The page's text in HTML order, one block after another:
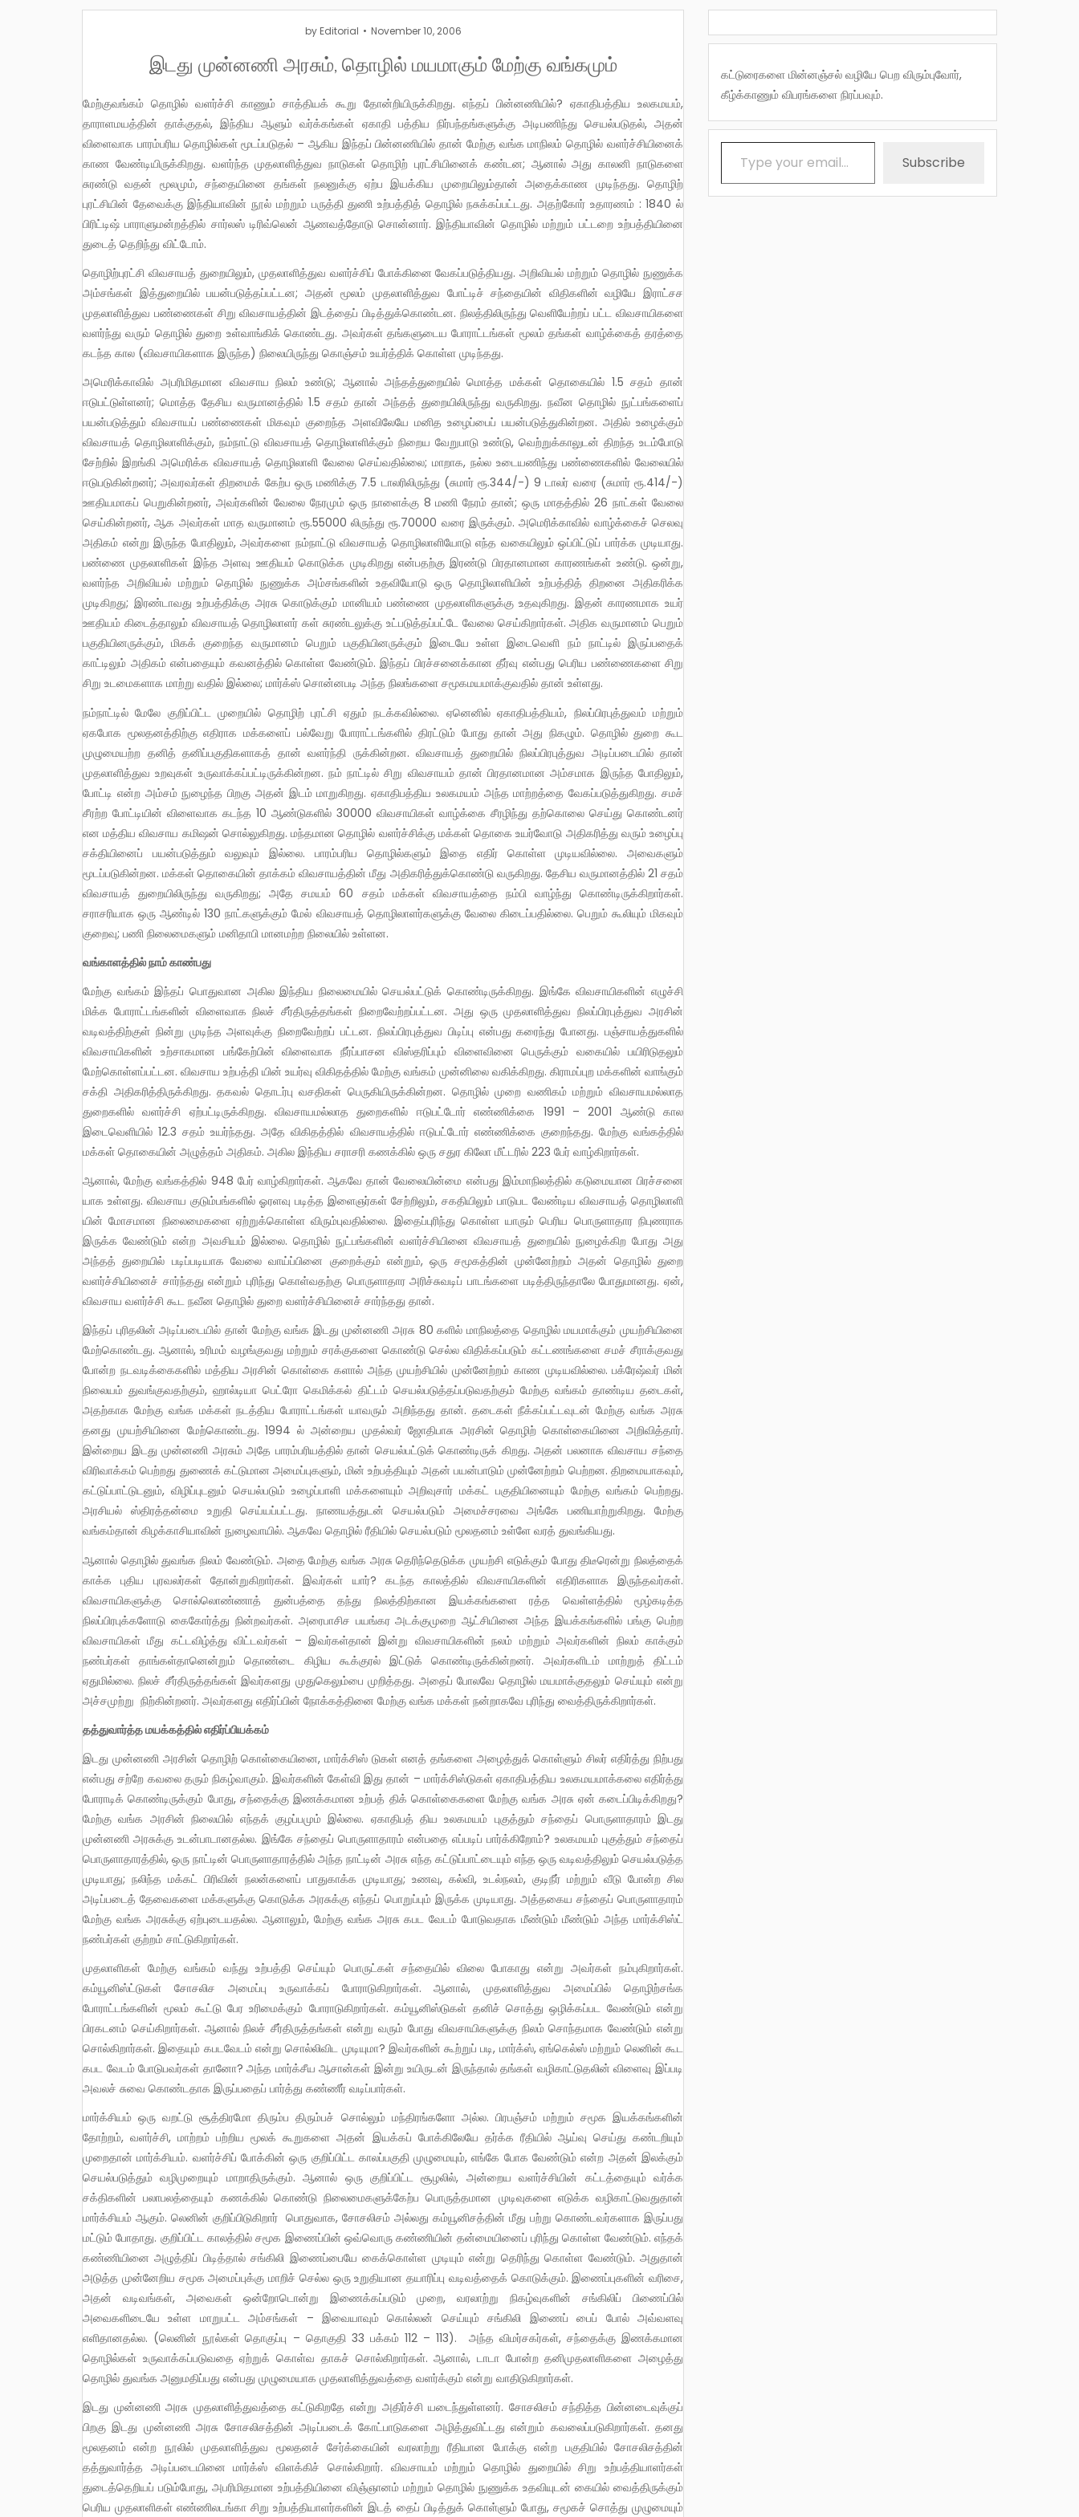
by Editorial November 10, 2006
இடது முன்னணி அரசும், தொழில் மயமாகும் மேற்கு வங்கமும்
மேற்குவங்கம் தொழில் வளர்ச்சி காணும் சாத்தியக் கூறு தோன்றியிருக்கிறது. எந்தப் பின்னணியில்? ஏகாதிபத்திய உலகமயம்,
தாராளமயத்தின் தாக்குதல், இந்திய ஆளும் வர்க்கங்கள் ஏகாதி பத்திய நிர்பந்தங்களுக்கு அடிபணிந்து செயல்படுதல், அதன்
விளைவாக பாரம்பரிய தொழில்கள் மூடப்படுதல் – ஆகிய இந்தப் பின்னணியில் தான் மேற்கு வங்க மாநிலம் தொழில் வளர்ச்சியினைக்
காண வேண்டியிருக்கிறது. வளர்ந்த முதலாளித்துவ நாடுகள் தொழிற் புரட்சியினைக் கண்டன; ஆனால் அது காலனி நாடுகளை
சுரண்டு வதன் மூலமும், சந்தையினை தங்கள் நலனுக்கு ஏற்ப இயக்கிய முறையிலும்தான் அதைக்காண முடிந்தது. தொழிற்
புரட்சியின் தேவைக்கு இந்தியாவின் நூல் மற்றும் பருத்தி துணி உற்பத்தித் தொழில் நசுக்கப்பட்டது. அதற்கோர் உதாரணம் : 1840 ல்
பிரிட்டிஷ் பாராளுமன்றத்தில் சார்லஸ் டிரிவ்லென் ஆணவத்தோடு சொன்னார். இந்தியாவின் தொழில் மற்றும் பட்டறை உற்பத்தியினை
துடைத் தெறிந்து விட்டோம்.
தொழிற்புரட்சி விவசாயத் துறையிலும், முதலாளித்துவ வளர்ச்சிப் போக்கினை வேகப்படுத்தியது. அறிவியல் மற்றும் தொழில் நுணுக்க
அம்சங்கள் இத்துறையில் பயன்படுத்தப்பட்டன; அதன் மூலம் முதலாளித்துவ போட்டிச் சந்தையின் விதிகளின் வழியே இராட்சச
முதலாளித்துவ பண்ணைகள் சிறு விவசாயத்தின் இடத்தைப் பிடித்துக்கொண்டன. நிலத்திலிருந்து வெளியேற்றப் பட்ட விவசாயிகளை
வளர்ந்து வரும் தொழில் துறை உள்வாங்கிக் கொண்டது. அவர்கள் தங்களுடைய போராட்டங்கள் மூலம் தங்கள் வாழ்க்கைத் தரத்தை
கடந்த கால (விவசாயிகளாக இருந்த) நிலையிருந்து கொஞ்சம் உயர்த்திக் கொள்ள முடிந்தது.
அமெரிக்காவில் அபரிமிதமான விவசாய நிலம் உண்டு; ஆனால் அந்தத்துறையில் மொத்த மக்கள் தொகையில் 1.5 சதம் தான்
ஈடுபட்டுள்ளனர்; மொத்த தேசிய வருமானத்தில் 1.5 சதம் தான் அந்தத் துறையிலிருந்து வருகிறது. நவீன தொழில் நுட்பங்களைப்
பயன்படுத்தும் விவசாயப் பண்ணைகள் மிகவும் குறைந்த அளவிலேயே மனித உழைப்பைப் பயன்படுத்துகின்றன. அதில் உழைக்கும்
விவசாயத் தொழிலாளிக்கும், நம்நாட்டு விவசாயத் தொழிலாளிக்கும் நிறைய வேறுபாடு உண்டு, வெற்றுக்காலுடன் திறந்த உடம்போடு
சேற்றில் இறங்கி அமெரிக்க விவசாயத் தொழிலாளி வேலை செய்வதில்லை; மாறாக, நல்ல உடையணிந்து பண்ணைகளில் வேலையில்
ஈடுபடுகின்றனர்; அவரவர்கள் திறமைக் கேற்ப ஒரு மணிக்கு 7.5 டாலரிலிருந்து (சுமார் ரூ.344/-) 9 டாலர் வரை (சுமார் ரூ.414/-)
ஊதியமாகப் பெறுகின்றனர், அவர்களின் வேலை நேரமும் ஒரு நாளைக்கு 8 மணி நேரம் தான்; ஒரு மாதத்தில் 26 நாட்கள் வேலை
செய்கின்றனர், ஆக அவர்கள் மாத வருமானம் ரூ.55000 லிருந்து ரூ.70000 வரை இருக்கும். அமெரிக்காவில் வாழ்க்கைச் செலவு
அதிகம் என்று இருந்த போதிலும், அவர்களை நம்நாட்டு விவசாயத் தொழிலாளியோடு எந்த வகையிலும் ஒப்பிட்டுப் பார்க்க முடியாது.
பண்ணை முதலாளிகள் இந்த அளவு ஊதியம் கொடுக்க முடிகிறது என்பதற்கு இரண்டு பிரதானமான காரணங்கள் உண்டு. ஒன்று,
வளர்ந்த அறிவியல் மற்றும் தொழில் நுணுக்க அம்சங்களின் உதவியோடு ஒரு தொழிலாளியின் உற்பத்தித் திறனை அதிகரிக்க
முடிகிறது; இரண்டாவது உற்பத்திக்கு அரசு கொடுக்கும் மானியம் பண்ணை முதலாளிகளுக்கு உதவுகிறது. இதன் காரணமாக உயர்
ஊதியம் கிடைத்தாலும் விவசாயத் தொழிலாளர் கள் சுரண்டலுக்கு உட்படுத்தப்பட்டே வேலை செய்கிறார்கள். அதிக வருமானம் பெறும்
பகுதியினருக்கும், மிகக் குறைந்த வருமானம் பெறும் பகுதியினருக்கும் இடையே உள்ள இடைவெளி நம் நாட்டில் இருப்பதைக்
காட்டிலும் அதிகம் என்பதையும் கவனத்தில் கொள்ள வேண்டும். இந்தப் பிரச்சனைக்கான தீர்வு என்பது பெரிய பண்ணைகளை சிறு
சிறு உடமைகளாக மாற்று வதில் இல்லை; மார்க்ஸ் சொன்னபடி அந்த நிலங்களை சமூகமயமாக்குவதில் தான் உள்ளது.
நம்நாட்டில் மேலே குறிப்பிட்ட முறையில் தொழிற் புரட்சி ஏதும் நடக்கவில்லை. ஏனெனில் ஏகாதிபத்தியம், நிலப்பிரபுத்துவம் மற்றும்
ஏகபோக மூலதனத்திற்கு எதிராக மக்களைப் பல்வேறு போராட்டங்களில் திரட்டும் போது தான் அது நிகழும். தொழில் துறை கூட
முழுமையற்ற தனித் தனிப்பகுதிகளாகத் தான் வளர்ந்தி ருக்கின்றன. விவசாயத் துறையில் நிலப்பிரபுத்துவ அடிப்படையில் தான்
முதலாளித்துவ உறவுகள் உருவாக்கப்பட்டிருக்கின்றன. நம் நாட்டில் சிறு விவசாயம் தான் பிரதானமான அம்சமாக இருந்த போதிலும்,
போட்டி என்ற அம்சம் நுழைந்த பிறகு அதன் இடம் மாறுகிறது. ஏகாதிபத்திய உலகமயம் அந்த மாற்றத்தை வேகப்படுத்துகிறது. சமச்
சீரற்ற போட்டியின் விளைவாக கடந்த 10 ஆண்டுகளில் 30000 விவசாயிகள் வாழ்க்கை சீரழிந்து தற்கொலை செய்து கொண்டனர்
என மத்திய விவசாய கமிஷன் சொல்லுகிறது. மந்தமான தொழில் வளர்ச்சிக்கு மக்கள் தொகை உயர்வோடு அதிகரித்து வரும் உழைப்பு
சக்தியினைப் பயன்படுத்தும் வலுவும் இல்லை. பாரம்பரிய தொழில்களும் இதை எதிர் கொள்ள முடியவில்லை. அவைகளும்
மூடப்படுகின்றன. மக்கள் தொகையின் தாக்கம் விவசாயத்தின் மீது அதிகரித்துக்கொண்டு வருகிறது. தேசிய வருமானத்தில் 21 சதம்
விவசாயத் துறையிலிருந்து வருகிறது; அதே சமயம் 60 சதம் மக்கள் விவசாயத்தை நம்பி வாழ்ந்து கொண்டிருக்கிறார்கள்.
சராசரியாக ஒரு ஆண்டில் 130 நாட்களுக்கும் மேல் விவசாயத் தொழிலாளர்களுக்கு வேலை கிடைப்பதில்லை. பெறும் கூலியும் மிகவும்
குறைவு; பணி நிலைமைகளும் மனிதாபி மானமற்ற நிலையில் உள்ளன.
வங்காளத்தில் நாம் காண்பது
மேற்கு வங்கம் இந்தப் பொதுவான அகில இந்திய நிலைமையில் செயல்பட்டுக் கொண்டிருக்கிறது. இங்கே விவசாயிகளின் எழுச்சி
மிக்க போராட்டங்களின் விளைவாக நிலச் சீர்திருத்தங்கள் நிறைவேற்றப்பட்டன. அது ஒரு முதலாளித்துவ நிலப்பிரபுத்துவ அரசின்
வடிவத்திற்குள் நின்று முடிந்த அளவுக்கு நிறைவேற்றப் பட்டன. நிலப்பிரபுத்துவ பிடிப்பு என்பது கரைந்து போனது. பஞ்சாயத்துகளில்
விவசாயிகளின் உற்சாகமான பங்கேற்பின் விளைவாக நீர்ப்பாசன விஸ்தரிப்பும் விளைவினை பெருக்கும் வகையில் பயிரிடுதலும்
மேற்கொள்ளப்பட்டன. விவசாய உற்பத்தி யின் உயர்வு விகிதத்தில் மேற்கு வங்கம் முன்னிலை வகிக்கிறது. கிராமப்புற மக்களின் வாங்கும்
சக்தி அதிகரித்திருக்கிறது. தகவல் தொடர்பு வசதிகள் பெருகியிருக்கின்றன. தொழில் முறை வணிகம் மற்றும் விவசாயமல்லாத
துறைகளில் வளர்ச்சி ஏற்பட்டிருக்கிறது. விவசாயமல்லாத துறைகளில் ஈடுபட்டோர் எண்ணிக்கை 1991 – 2001 ஆண்டு கால
இடைவெளியில் 12.3 சதம் உயர்ந்தது. அதே விகிதத்தில் விவசாயத்தில் ஈடுபட்டோர் எண்ணிக்கை குறைந்தது. மேற்கு வங்கத்தில்
மக்கள் தொகையின் அழுத்தம் அதிகம். அகில இந்திய சராசரி கணக்கில் ஒரு சதுர கிலோ மீட்டரில் 223 பேர் வாழ்கிறார்கள்.
ஆனால், மேற்கு வங்கத்தில் 948 பேர் வாழ்கிறார்கள். ஆகவே தான் வேலையின்மை என்பது இம்மாநிலத்தில் கடுமையான பிரச்சனை
யாக உள்ளது. விவசாய குடும்பங்களில் ஓரளவு படித்த இளைஞர்கள் சேற்றிலும், சகதியிலும் பாடுபட வேண்டிய விவசாயத் தொழிலாளி
யின் மோசமான நிலைமைகளை ஏற்றுக்கொள்ள விரும்புவதில்லை. இதைப்புரிந்து கொள்ள யாரும் பெரிய பொருளாதார நிபுணராக
இருக்க வேண்டும் என்ற அவசியம் இல்லை. தொழில் நுட்பங்களின் வளர்ச்சியினை விவசாயத் துறையில் நுழைக்கிற போது அது
அந்தத் துறையில் படிப்படியாக வேலை வாய்ப்பினை குறைக்கும் என்றும், ஒரு சமூகத்தின் முன்னேற்றம் அதன் தொழில் துறை
வளர்ச்சியினைச் சார்ந்தது என்றும் புரிந்து கொள்வதற்கு பொருளாதார அரிச்சுவடிப் பாடங்களை படித்திருந்தாலே போதுமானது. ஏன்,
விவசாய வளர்ச்சி கூட நவீன தொழில் துறை வளர்ச்சியினைச் சார்ந்தது தான்.
இந்தப் புரிதலின் அடிப்படையில் தான் மேற்கு வங்க இடது முன்னணி அரசு 80 களில் மாநிலத்தை தொழில் மயமாக்கும் முயற்சியினை
மேற்கொண்டது. ஆனால், உரிமம் வழங்குவது மற்றும் சரக்குகளை கொண்டு செல்ல விதிக்கப்படும் கட்டணங்களை சமச் சீராக்குவது
போன்ற நடவடிக்கைகளில் மத்திய அரசின் கொள்கை களால் அந்த முயற்சியில் முன்னேற்றம் காண முடியவில்லை. பக்ரேஷ்வர் மின்
நிலையம் துவங்குவதற்கும், ஹால்டியா பெட்ரோ கெமிக்கல் திட்டம் செயல்படுத்தப்படுவதற்கும் மேற்கு வங்கம் தாண்டிய தடைகள்,
அதற்காக மேற்கு வங்க மக்கள் நடத்திய போராட்டங்கள் யாவரும் அறிந்தது தான். தடைகள் நீக்கப்பட்டவுடன் மேற்கு வங்க அரசு
தனது முயற்சியினை மேற்கொண்டது. 1994 ல் அன்றைய முதல்வர் ஜோதிபாசு அரசின் தொழிற் கொள்கையினை அறிவித்தார்.
இன்றைய இடது முன்னணி அரசும் அதே பாரம்பரியத்தில் தான் செயல்பட்டுக் கொண்டிருக் கிறது. அதன் பலனாக விவசாய சந்தை
விரிவாக்கம் பெற்றது துணைக் கட்டுமான அமைப்புகளும், மின் உற்பத்தியும் அதன் பயன்பாடும் முன்னேற்றம் பெற்றன. திறமையாகவும்,
கட்டுப்பாட்டுடனும், விழிப்புடனும் செயல்படும் உழைப்பாளி மக்களையும் அறிவுசார் மக்கட் பகுதியினையும் மேற்கு வங்கம் பெற்றது.
அரசியல் ஸ்திரத்தன்மை உறுதி செய்யப்பட்டது. நாணயத்துடன் செயல்படும் அமைச்சரவை அங்கே பணியாற்றுகிறது. மேற்கு
வங்கம்தான் கிழக்காசியாவின் நுழைவாயில். ஆகவே தொழில் ரீதியில் செயல்படும் மூலதனம் உள்ளே வரத் துவங்கியது.
ஆனால் தொழில் துவங்க நிலம் வேண்டும். அதை மேற்கு வங்க அரசு தெரிந்தெடுக்க முயற்சி எடுக்கும் போது திடீரென்று நிலத்தைக்
காக்க புதிய புரவலர்கள் தோன்றுகிறார்கள். இவர்கள் யார்? கடந்த காலத்தில் விவசாயிகளின் எதிரிகளாக இருந்தவர்கள்.
விவசாயிகளுக்கு சொல்லொண்ணாத் துன்பத்தை தந்து நிலத்திற்கான இயக்கங்களை ரத்த வெள்ளத்தில் மூழ்கடித்த
நிலப்பிரபுக்களோடு கைகோர்த்து நின்றவர்கள். அரைபாசிச பயங்கர அடக்குமுறை ஆட்சியினை அந்த இயக்கங்களில் பங்கு பெற்ற
விவசாயிகள் மீது கட்டவிழ்த்து விட்டவர்கள் – இவர்கள்தான் இன்று விவசாயிகளின் நலம் மற்றும் அவர்களின் நிலம் காக்கும்
நண்பர்கள் தாங்கள்தானென்றும் தொண்டை கிழிய கூக்குரல் இட்டுக் கொண்டிருக்கின்றனர். அவர்களிடம் மாற்றுத் திட்டம்
ஏதுமில்லை. நிலச் சீர்திருத்தங்கள் இவர்களது முதுகெலும்பை முறித்தது. அதைப் போலவே தொழில் மயமாக்குதலும் செய்யும் என்று
அச்சமுற்று நிற்கின்றனர். அவர்களது எதிர்ப்பின் நோக்கத்தினை மேற்கு வங்க மக்கள் நன்றாகவே புரிந்து வைத்திருக்கிறார்கள்.
தத்துவார்த்த மயக்கத்தில் எதிர்ப்பியக்கம்
இடது முன்னணி அரசின் தொழிற் கொள்கையினை, மார்க்சிஸ் டுகள் எனத் தங்களை அழைத்துக் கொள்ளும் சிலர் எதிர்த்து நிற்பது
என்பது சற்றே கவலை தரும் நிகழ்வாகும். இவர்களின் கேள்வி இது தான் – மார்க்சிஸ்டுகள் ஏகாதிபத்திய உலகமயமாக்கலை எதிர்த்து
போராடிக் கொண்டிருக்கும் போது, சந்தைக்கு இணக்கமான உற்பத் திக் கொள்கைகளை மேற்கு வங்க அரசு ஏன் கடைப்பிடிக்கிறது?
மேற்கு வங்க அரசின் நிலையில் எந்தக் குழப்பமும் இல்லை. ஏகாதிபத் திய உலகமயம் புகுத்தும் சந்தைப் பொருளாதாரம் இடது
முன்னணி அரசுக்கு உடன்பாடானதல்ல. இங்கே சந்தைப் பொருளாதாரம் என்பதை எப்படிப் பார்க்கிறோம்? உலகமயம் புகுத்தும் சந்தைப்
பொருளாதாரத்தில், ஒரு நாட்டின் பொருளாதாரத்தில் அந்த நாட்டின் அரசு எந்த கட்டுப்பாட்டையும் எந்த ஒரு வடிவத்திலும் செயல்படுத்த
முடியாது; நலிந்த மக்கட் பிரிவின் நலன்களைப் பாதுகாக்க முடியாது; உணவு, கல்வி, உடல்நலம், குடிநீர் மற்றும் வீடு போன்ற சில
அடிப்படைத் தேவைகளை மக்களுக்கு கொடுக்க அரசுக்கு எந்தப் பொறுப்பும் இருக்க முடியாது. அத்தகைய சந்தைப் பொருளாதாரம்
மேற்கு வங்க அரசுக்கு ஏற்புடையதல்ல. ஆனாலும், மேற்கு வங்க அரசு கபட வேடம் போடுவதாக மீண்டும் மீண்டும் அந்த மார்க்சிஸ்ட்
நண்பர்கள் குற்றம் சாட்டுகிறார்கள்.
முதலாளிகள் மேற்கு வங்கம் வந்து உற்பத்தி செய்யும் பொருட்கள் சந்தையில் விலை போகாது என்று அவர்கள் நம்புகிறார்கள்.
கம்யூனிஸ்ட்டுகள் சோசலிச அமைப்பு உருவாக்கப் போராடுகிறார்கள். ஆனால், முதலாளித்துவ அமைப்பில் தொழிற்சங்க
போராட்டங்களின் மூலம் கூட்டு பேர உரிமைக்கும் போராடுகிறார்கள். கம்யூனிஸ்டுகள் தனிச் சொத்து ஒழிக்கப்பட வேண்டும் என்று
பிரகடனம் செய்கிறார்கள். ஆனால் நிலச் சீர்திருத்தங்கள் என்று வரும் போது விவசாயிகளுக்கு நிலம் சொந்தமாக வேண்டும் என்று
சொல்கிறார்கள். இதையும் கபடவேடம் என்று சொல்லிவிட முடியுமா? இவர்களின் கூற்றுப் படி, மார்க்ஸ், ஏங்கெல்ஸ் மற்றும் லெனின் கூட
கபட வேடம் போடுபவர்கள் தானோ? அந்த மார்க்சீய ஆசான்கள் இன்று உயிருடன் இருந்தால் தங்கள் வழிகாட்டுதலின் விளைவு இப்படி
அவலச் சுவை கொண்டதாக இருப்பதைப் பார்த்து கண்ணீர் வடிப்பார்கள்.
மார்க்சியம் ஒரு வறட்டு சூத்திரமோ திரும்ப திரும்பச் சொல்லும் மந்திரங்களோ அல்ல. பிரபஞ்சம் மற்றும் சமூக இயக்கங்களின்
தோற்றம், வளர்ச்சி, மாற்றம் பற்றிய மூலக் கூறுகளை அதன் இயக்கப் போக்கிலேயே தர்க்க ரீதியில் ஆய்வு செய்து கண்டறியும்
முறைதான் மார்க்சியம். வளர்ச்சிப் போக்கின் ஒரு குறிப்பிட்ட காலப்பகுதி முழுமையும், எங்கே போக வேண்டும் என்ற அதன் இலக்கும்
செயல்படுத்தும் வழிமுறையும் மாறாதிருக்கும். ஆனால் ஒரு குறிப்பிட்ட சூழலில், அன்றைய வளர்ச்சியின் கட்டத்தையும் வர்க்க
சக்திகளின் பலாபலத்தையும் கணக்கில் கொண்டு நிலைமைகளுக்கேற்ப பொருத்தமான முடிவுகளை எடுக்க வழிகாட்டுவதுதான்
மார்க்சியம் ஆகும். லெனின் குறிப்பிடுகிறார் பொதுவாக, சோசலிசம் அல்லது கம்யூனிசத்தின் மீது பற்று கொண்டவர்களாக இருப்பது
மட்டும் போதாது. குறிப்பிட்ட காலத்தில் சமூக இணைப்பின் ஒவ்வொரு கண்ணியின் தன்மையினைப் புரிந்து கொள்ள வேண்டும். எந்தக்
கண்ணியினை அழுத்திப் பிடித்தால் சங்கிலி இணைப்பையே கைக்கொள்ள முடியும் என்று தெரிந்து கொள்ள வேண்டும். அதுதான்
அடுத்த முன்னேறிய சமூக அமைப்புக்கு மாறிச் செல்ல ஒரு உறுதியான தயாரிப்பு வடிவத்தைக் கொடுக்கும். இணைப்புகளின் வரிசை,
அதன் வடிவங்கள், அவைகள் ஒன்றோடொன்று இணைக்கப்படும் முறை, வரலாற்று நிகழ்வுகளின் சங்கிலிப் பிணைப்பில்
அவைகளிடையே உள்ள மாறுபட்ட அம்சங்கள் – இவையாவும் கொல்லன் செய்யும் சங்கிலி இணைப் பைப் போல் அவ்வளவு
எளிதானதல்ல. (லெனின் நூல்கள் தொகுப்பு – தொகுதி 33 பக்கம் 112 – 113). அந்த விமர்சகர்கள், சந்தைக்கு இணக்கமான
தொழில்கள் உருவாக்கப்படுவதை ஏற்றுக் கொள்வ தாகச் சொல்கிறார்கள். ஆனால், டாடா போன்ற தனிமுதலாளிகளை அழைத்து
தொழில் துவங்க அனுமதிப்பது என்பது முழுமையாக முதலாளித்துவத்தை வளர்க்கும் என்று வாதிடுகிறார்கள்.
இடது முன்னணி அரசு முதலாளித்துவத்தை கட்டுகிறதே என்று அதிர்ச்சி யடைந்துள்ளனர். சோசலிசம் சந்தித்த பின்னடைவுக்குப்
பிறகு இடது முன்னணி அரசு சோசலிசத்தின் அடிப்படைக் கோட்பாடுகளை அழித்துவிட்டது என்றும் கவலைப்படுகிறார்கள். தனது
மூலதனம் என்ற நூலில் முதலாளித்துவ மூலதனச் சேர்க்கையின் வரலாற்று ரீதியான போக்கு என்ற பகுதியில் சோசலிசத்தின்
தத்துவார்த்த அடிப்படையினை மார்க்ஸ் விளக்கிச் சொல்கிறார். விவசாயம் மற்றும் தொழில் துறையில் சிறு உற்பத்தியாளர்கள்
துடைத்தெறியப் படும்போது, அபரிமிதமான உற்பத்தியினை விஞ்ஞானம் மற்றும் தொழில் நுணுக்க உதவியுடன் கையில் வைத்திருக்கும்
பெரிய முதலாளிகள் எண்ணிலடங்கா சிறு உற்பத்தியாளர்களின் இடத் தைப் பிடித்துக் கொள்ளும் போது, சமூகச் சொத்து முழுமையும்
கட்டுரைகளை மின்னஞ்சல் வழியே பெற விரும்புவோர்,
கீழ்க்காணும் விபரங்களை நிரப்பவும்.
Type your email…
Subscribe